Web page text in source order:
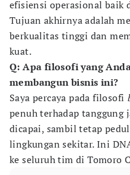
efisiensi operasional baik
Tujuan akhirnya adalah
berkualitas tinggi dan
kuat.
Q: Apa filosofi yang
membangun bisnis ini?
Saya percaya pada filosofi
penuh terhadap tanggung
dicapai, sambil tetap
lingkungan sekitar. Ini
ke seluruh tim di Tomoro